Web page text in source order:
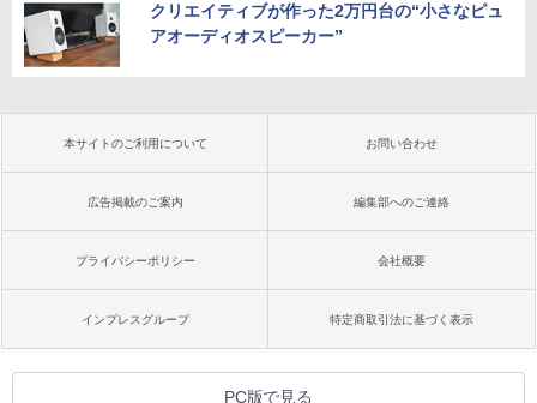
クリエイティブが作った2万円台の“小さなピュ
アオーディオスピーカー”
本サイトのご利用について お問い合わせ
広告掲載のご案内 編集部へのご連絡
プライバシーポリシー 会社概要
インプレスグループ 特定商取引法に基づく表示
PC版で見る